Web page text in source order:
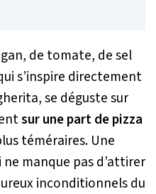
de tomate, de sel
s’inspire directement
se déguste sur
sur une part de pizza
téméraires. Une
manque pas d’attirer
inconditionnels du